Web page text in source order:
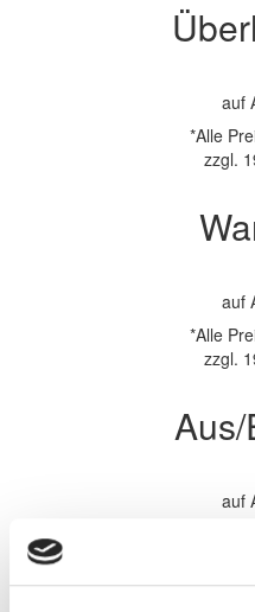
auf
*Alle
zzgl.
auf
*Alle
zzgl.
auf